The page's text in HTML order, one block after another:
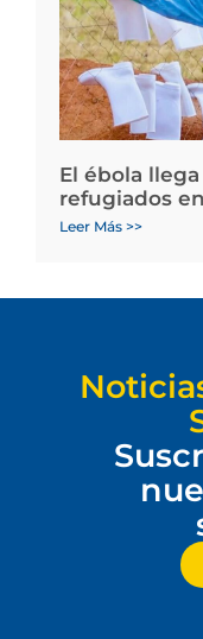
El ébola
refugiados
Leer Más >>